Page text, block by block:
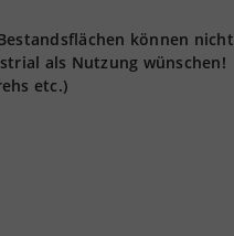
können nicht
als Nutzung wünschen!
etc.)